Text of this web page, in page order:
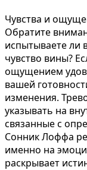
Чувства и
Обратите
испытываете ли
чувство вины?
ощущением
вашей
изменения.
указывать на
связанные с
Сонник Лоффа
именно на
раскрывает